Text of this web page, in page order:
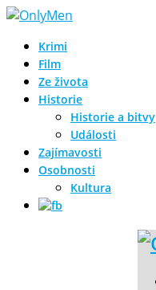
Krimi
Film
Ze života
Historie
Historie a bitvy
Události
Zajímavosti
Osobnosti
Kultura